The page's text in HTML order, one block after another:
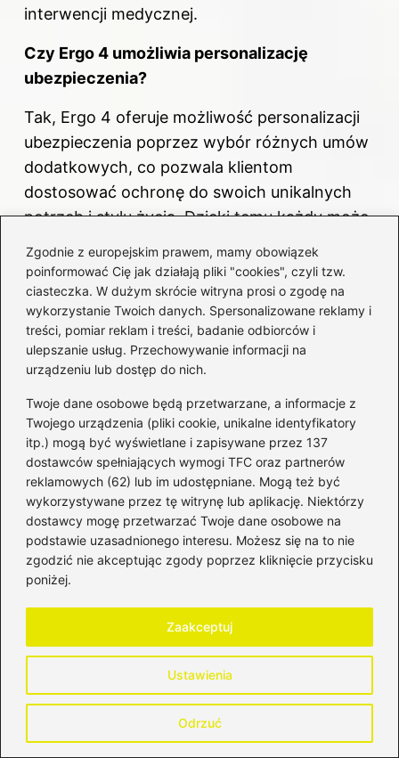
Zgodnie z europejskim prawem, mamy obowiązek
poinformować Cię jak działają pliki "cookies", czyli tzw.
ciasteczka. W dużym skrócie witryna prosi o zgodę na
wykorzystanie Twoich danych. Spersonalizowane reklamy i
treści, pomiar reklam i treści, badanie odbiorców i
ulepszanie usług. Przechowywanie informacji na
urządzeniu lub dostęp do nich.
Twoje dane osobowe będą przetwarzane, a informacje z
Twojego urządzenia (pliki cookie, unikalne identyfikatory
itp.) mogą być wyświetlane i zapisywane przez 137
dostawców spełniających wymogi TFC oraz partnerów
reklamowych (62) lub im udostępniane. Mogą też być
wykorzystywane przez tę witrynę lub aplikację. Niektórzy
dostawcy mogę przetwarzać Twoje dane osobowe na
podstawie uzasadnionego interesu. Możesz się na to nie
zgodzić nie akceptując zgody poprzez kliknięcie przycisku
poniżej.
Ustawienia
Odrzuć
Zaakceptuj
interwencji medycznej.
Czy Ergo 4 umożliwia personalizację
ubezpieczenia?
Tak, Ergo 4 oferuje możliwość personalizacji
ubezpieczenia poprzez wybór różnych umów
dodatkowych, co pozwala klientom
dostosować ochronę do swoich unikalnych
potrzeb i stylu życia. Dzięki temu każdy może
stworzyć swój „zestaw marzeń”
ubezpieczeniowych, co zwiększa
elastyczność oferty.
Co z wypłatami świadczeń w Ergo 4?
W Ergo 4 klienci mogą liczyć na podwójne
świadczenie w przypadku uszczerbku na
zdrowiu, co znacząco zwiększa poziom
wsparcia finansowego. Dodatkowo,
ubezpieczenie zapewnia 10% sumy
ubezpieczenia, które można wykorzystać na
różne usługi medyczne przez trzy lata, co jest
dodatkowym atutem tego pakietu.